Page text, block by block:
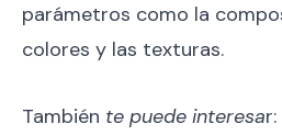
parámetros como la
colores y las texturas.
También te puede interesar: